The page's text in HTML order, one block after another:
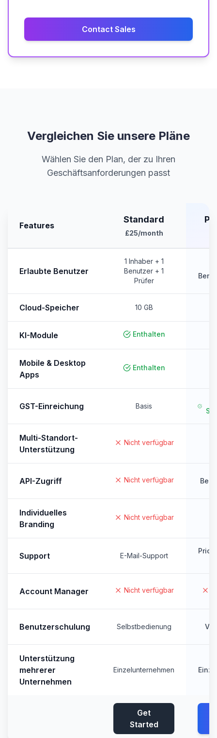
Contact Sales
Vergleichen Sie unsere Pläne
Wählen Sie den Plan, der zu Ihren
Geschäftsanforderungen passt
Features
Standard
£25/month
Erlaubte Benutzer
1 Inhaber + 1
Benutzer + 1
Prüfer
Cloud-Speicher 10 GB
KI-Module Enthalten
Mobile & Desktop
Apps
Enthalten
GST-Einreichung Basis
Multi-Standort-
Unterstützung
Nicht verfügbar
API-Zugriff Nicht verfügbar
Individuelles
Branding
Nicht verfügbar
Support E-Mail-Support
Account Manager Nicht verfügbar
Benutzerschulung Selbstbedienung
Unterstützung
mehrerer
Unternehmen
Einzelunternehmen
Get
Started